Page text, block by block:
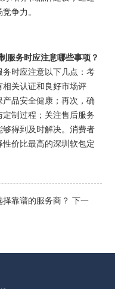
争力。
服务时应注意哪些事项？
时应注意以下几点：考
关认证和良好市场评
品安全健康；再次，确
制过程；关注售后服务
得到及时解决。消费者
价比最高的深圳软包定
靠谱的服务商？ 下一